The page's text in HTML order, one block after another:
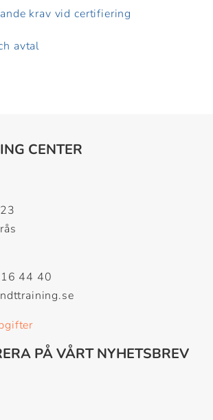
krav vid certifiering
avtal
CENTER
44 40
PÅ VÅRT NYHETSBREV